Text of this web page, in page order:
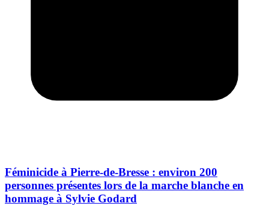
Féminicide à Pierre-de-Bresse : environ 200
personnes présentes lors de la marche blanche en
hommage à Sylvie Godard